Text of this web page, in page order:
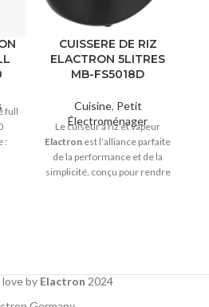
full
:
CUISSERE DE RIZ
ELACTRON 5LITRES
MB-FS5018D
Cuisine, Petit
Électroménager
Le cuiseur à riz et vapeur
Elactron est l’alliance parfaite
de la performance et de la
simplicité, conçu pour rendre
en garantissant une cuisson
by Elactron 2024